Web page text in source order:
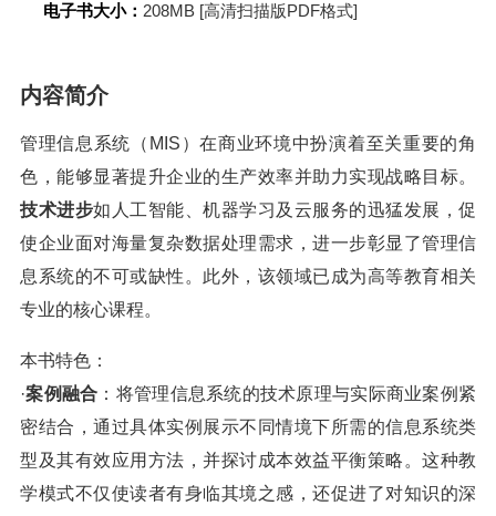
电子书大小： 208MB [高清扫描版PDF格式]
内容简介
管理信息系统（MIS）在商业环境中扮演着至关重要的角
色，能够显著提升企业的生产效率并助力实现战略目标。
技术进步如人工智能、机器学习及云服务的迅猛发展，促
使企业面对海量复杂数据处理需求，进一步彰显了管理信
息系统的不可或缺性。此外，该领域已成为高等教育相关
专业的核心课程。
本书特色：
·案例融合 ：将管理信息系统的技术原理与实际商业案例紧
密结合，通过具体实例展示不同情境下所需的信息系统类
型及其有效应用方法，并探讨成本效益平衡策略。这种教
学模式不仅使读者有身临其境之感，还促进了对知识的深